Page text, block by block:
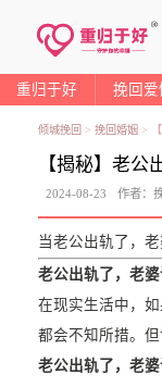
重归于好 挽回爱
倾城挽回 > 挽回婚姻 >
【揭秘】老公
2024-08-23 作者：
当老公出轨了，
老公出轨了，老
在现实生活中，
都会不知所措。但
老公出轨了，老